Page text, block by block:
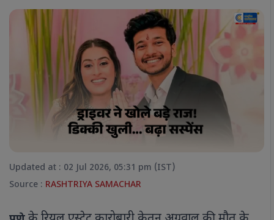
Updated at : 02 Jul 2026, 05:31 pm (IST)
Source : RASHTRIYA SAMACHAR